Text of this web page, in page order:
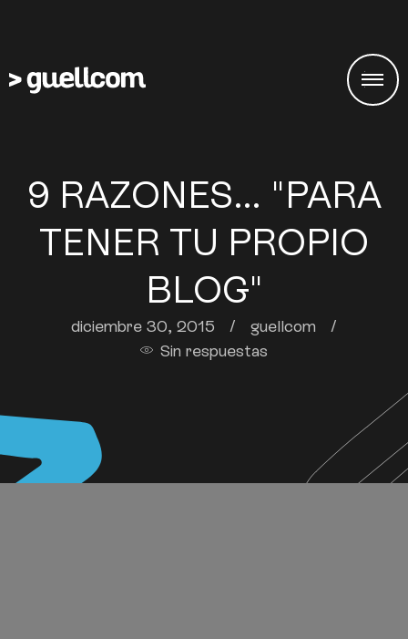
9 RAZONES… "PARA
TENER TU PROPIO
BLOG"
diciembre 30, 2015 / guellcom
/
Sin respuestas